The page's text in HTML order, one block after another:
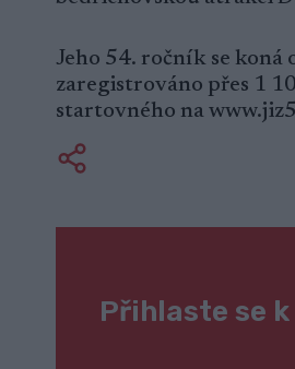
Jeho 54. ročník se koná
zaregistrováno přes 1
startovného na
Přihlaste se